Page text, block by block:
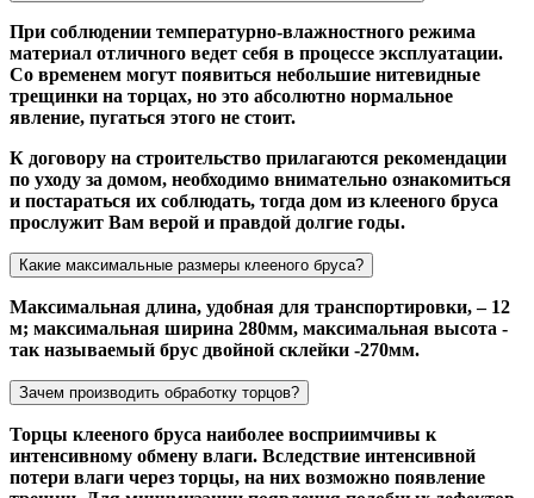
При соблюдении температурно-влажностного режима
материал отличного ведет себя в процессе эксплуатации.
Со временем могут появиться небольшие нитевидные
трещинки на торцах, но это абсолютно нормальное
явление, пугаться этого не стоит.
К договору на строительство прилагаются рекомендации
по уходу за домом, необходимо внимательно ознакомиться
и постараться их соблюдать, тогда дом из клееного бруса
прослужит Вам верой и правдой долгие годы.
Какие максимальные размеры клееного бруса?
Максимальная длина, удобная для транспортировки, – 12
м; максимальная ширина 280мм, максимальная высота -
так называемый брус двойной склейки -270мм.
Зачем производить обработку торцов?
Торцы клееного бруса наиболее восприимчивы к
интенсивному обмену влаги. Вследствие интенсивной
потери влаги через торцы, на них возможно появление